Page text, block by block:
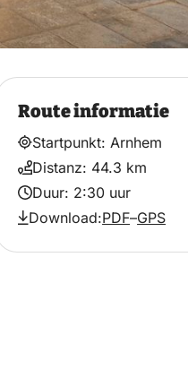
Route informatie
Startpunkt: Arnhem
Distanz: 44.3 km
Duur: 2:30 uur
Download:PDF–GPS